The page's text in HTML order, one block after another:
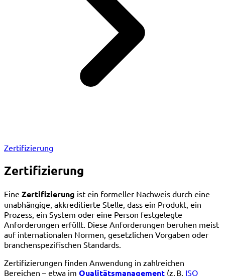
Zertifizierung
Zertifizierung
Eine Zertifizierung ist ein formeller Nachweis durch eine
unabhängige, akkreditierte Stelle, dass ein Produkt, ein
Prozess, ein System oder eine Person festgelegte
Anforderungen erfüllt. Diese Anforderungen beruhen meist
auf internationalen Normen, gesetzlichen Vorgaben oder
branchenspezifischen Standards.
Zertifizierungen finden Anwendung in zahlreichen
Bereichen – etwa im Qualitätsmanagement (z. B. ISO